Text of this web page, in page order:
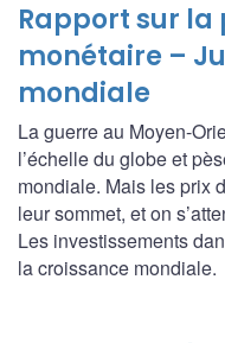
Rapport sur la
monétaire –
mondiale
La guerre au Moyen-
l’échelle du globe et
mondiale. Mais les prix
leur sommet, et on
Les investissements
la croissance mondiale.